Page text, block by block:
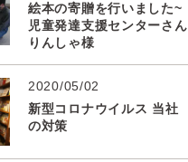
絵本の寄贈を行いました~
児童発達支援センターさん
りんしゃ様
2020/05/02
新型コロナウイルス 当社
の対策